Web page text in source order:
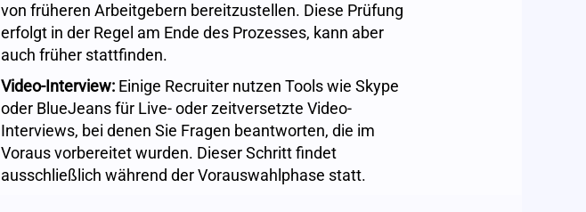
von früheren Arbeitgebern bereitzustellen. Diese Prüfung
erfolgt in der Regel am Ende des Prozesses, kann aber
auch früher stattfinden.
Video-Interview: Einige Recruiter nutzen Tools wie Skype
oder BlueJeans für Live- oder zeitversetzte Video-
Interviews, bei denen Sie Fragen beantworten, die im
Voraus vorbereitet wurden. Dieser Schritt findet
ausschließlich während der Vorauswahlphase statt.